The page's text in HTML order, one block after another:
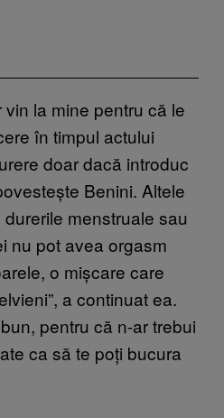
vin la mine pentru că le
în timpul actului
doar dacă introduc
Benini. Altele
menstruale sau
nu pot avea orgasm
o mișcare care
a continuat ea.
pentru că n-ar trebui
ca să te poți bucura